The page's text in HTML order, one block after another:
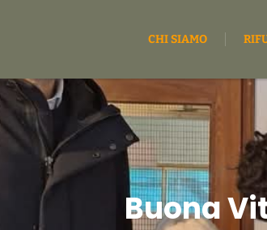
CHI SIAMO
Buona